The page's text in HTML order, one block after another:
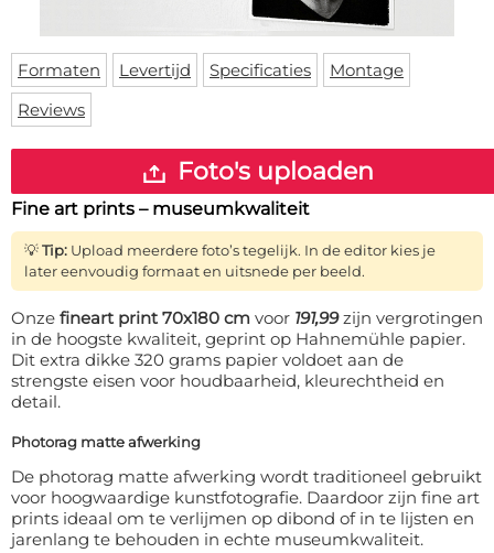
Vloermat
Skateboard deck
Levertijden
Inloggen
WhatsApp
Formaten Levertijd Specificaties
Montage
Reviews
Foto's uploaden
Fine art prints – museumkwaliteit
💡Tip: Upload meerdere foto’s tegelijk. In de editor kies je
later eenvoudig formaat en uitsnede per beeld.
Onze fineart print 70x180 cm voor 191,99zijn vergrotingen
in de hoogste kwaliteit, geprint op Hahnemühle papier.
Dit extra dikke 320 grams papier voldoet aan de
strengste eisen voor houdbaarheid, kleurechtheid en
detail.
Photorag matte afwerking
De photorag matte afwerking wordt traditioneel gebruikt
voor hoogwaardige kunstfotografie. Daardoor zijn fine art
prints ideaal om te verlijmen op dibond of in te lijsten en
jarenlang te behouden in echte museumkwaliteit.